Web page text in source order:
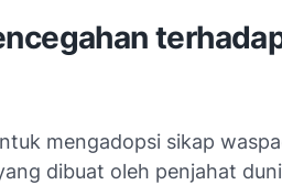
mengadopsi sikap
dibuat oleh penjahat